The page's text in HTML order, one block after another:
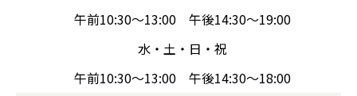
午前10:30～13:00 午後14:30～19:00
水・土・日・祝
午前10:30～13:00 午後14:30～18:00